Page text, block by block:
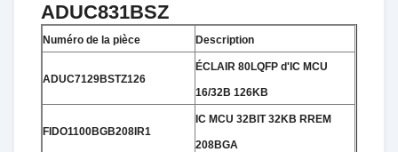
ADUC831BSZ
Numéro de la pièce Description
ADUC7129BSTZ126
ÉCLAIR 80LQFP d'IC MCU
16/32B 126KB
FIDO1100BGB208IR1
IC MCU 32BIT 32KB RREM
208BGA